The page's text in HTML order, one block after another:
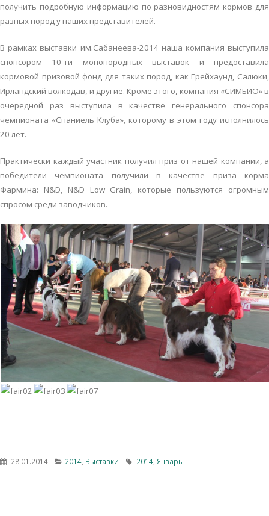
получить подробную информацию по разновидностям кормов для
разных пород у наших представителей.
В рамках выставки им.Сабанеева-2014 наша компания выступила
спонсором 10-ти монопородных выставок и предоставила
кормовой призовой фонд для таких пород, как Грейхаунд, Салюки,
Ирландский волкодав, и другие. Кроме этого, компания «СИМБИО» в
очередной раз выступила в качестве генерального спонсора
чемпионата «Спаниель Клуба», которому в этом году исполнилось
20 лет.
Практически каждый участник получил приз от нашей компании, а
победители чемпионата получили в качестве приза корма
Фармина: N&D, N&D Low Grain, которые пользуются огромным
спросом среди заводчиков.
28.01.2014 2014, Выставки 2014,Январь